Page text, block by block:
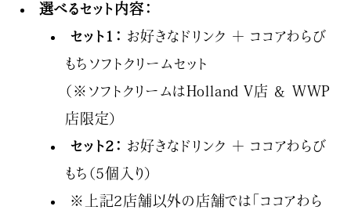
選べるセット内容：
セット1： お好きなドリンク ＋ ココアわらび
もちソフトクリームセット
（※ソフトクリームはHolland V店 ＆ WWP
店限定）
セット2： お好きなドリンク ＋ ココアわらび
もち（5個入り）
※上記2店舗以外の店舗では「ココアわら